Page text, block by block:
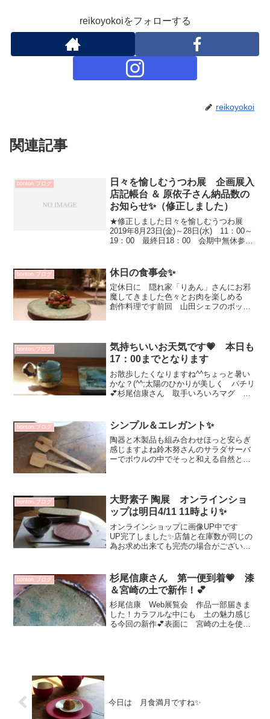
reikoyokoiをフォローする
reikoyokoi
関連記事
bonton.ブログ
日々を愉しむうつわ展 企画展入
店記帳台 ＆ 原依子さん納品数の
お知らせ✨（修正しました）
★修正しました日々を愉しむうつわ展
2019年8月23日(金)～28日(水) 11：00～
19：00 最終日18：00 会期中無休参加
作品に関しましては、事前応募及び抽
選...
bonton.ブログ 休日の食事会✨
定休日に 隠れ家「りあん」さんにお邪
魔してきました色々とお肉を楽しめる
創作料理です前回 山田シェフのポップ
理更に引き立ち最高でした...
bonton.ブログ
気持ちいいお天気です💗 本日も
17：00までとなります
お散歩したくなりますね^^ちょっと暑い
かな？(^^;太陽のひかりが美しく パチリ
💕杉尾信康さん 取手いろいろマグ
目画像 これからの季節 大活躍なグラ
ス♡ス...
bonton.ブログ シンプル＆エレガント✨
陶器と木製品も組み合わせほっと安らぎ
感じますよね鈴木努さんのサラダサーバ
ーでボウルの中でそっと和える自然と笑
作品 一柳さんの作...
bonton.ブログ
大野素子 陶展 オンラインショ
ップは明日4/11 11時より✨
オンラインショップに画像UP中です
UP完了しました✨店舗と在庫数が同じの
為お求め出来ても完売の場合がございま
画像ご覧いただけますオンラインショッ
プはこちらから♡大...
bonton.ブログ
杉尾信康さん 第一便到着💗 漆
＆宮崎の土で新作！💕
杉尾信康 Web展覧会 作品一部届きま
した！カラフルな中にも 土の魅力感じ
る今回の新作💕表面に 宮崎の土を使い
今日は 月食満月ですね✨